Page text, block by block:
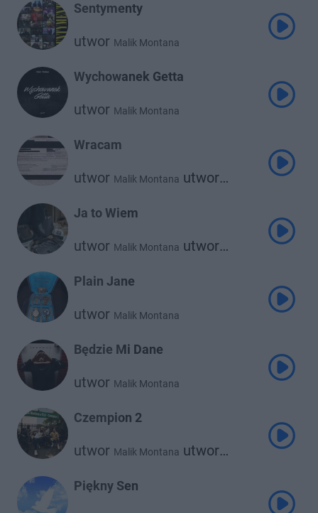
Sentymenty
utwor Malik Montana
Wychowanek Getta
utwor Malik Montana
Wracam
utwor Malik Montana utwor
Ja to Wiem
utwor Malik Montana utwor
Plain Jane
utwor Malik Montana
Będzie Mi Dane
utwor Malik Montana
Czempion 2
utwor Malik Montana utwor
Piękny Sen